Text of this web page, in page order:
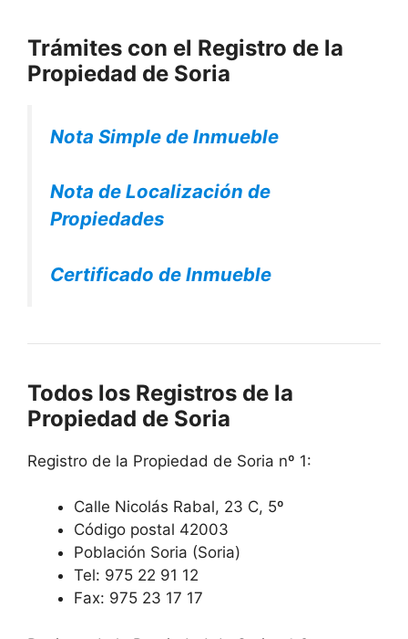
Trámites con el Registro de la
Propiedad de Soria
Nota Simple de Inmueble
Nota de Localización de
Propiedades
Certificado de Inmueble
Todos los Registros de la
Propiedad de Soria
Registro de la Propiedad de Soria nº 1:
Calle Nicolás Rabal, 23 C, 5º
Código postal 42003
Población Soria (Soria)
Tel: 975 22 91 12
Fax: 975 23 17 17